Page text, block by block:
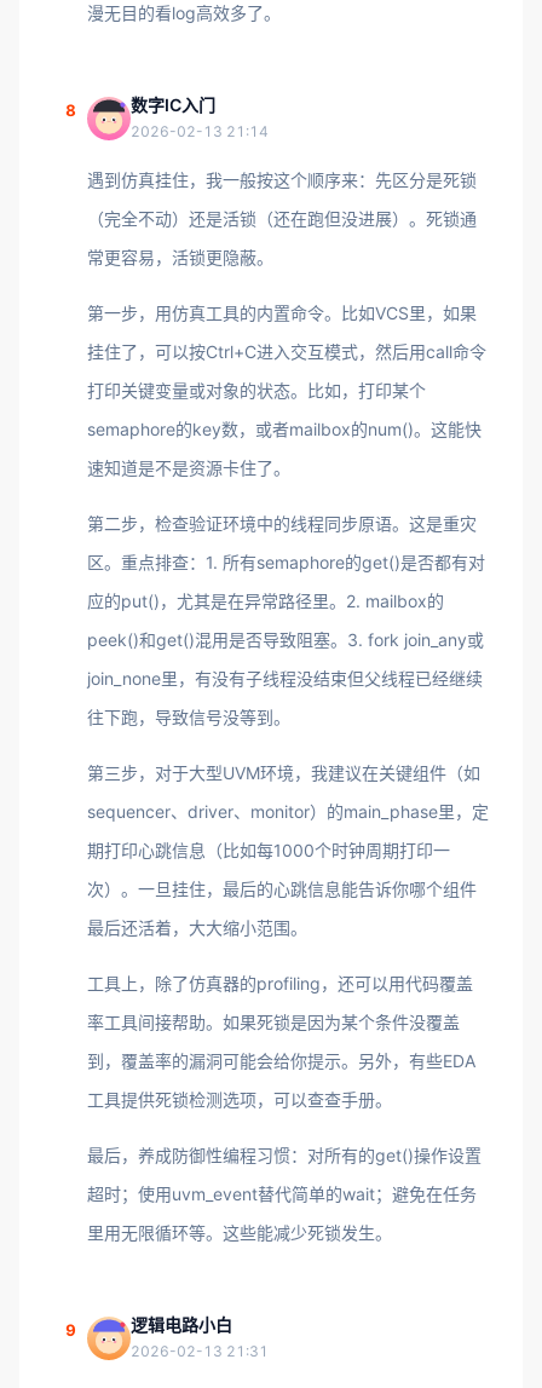
漫无目的看log高效多了。
8 数字IC入门
2026-02-13 21:14
遇到仿真挂住，我一般按这个顺序来：先区分是死锁
（完全不动）还是活锁（还在跑但没进展）。死锁通
常更容易，活锁更隐蔽。
第一步，用仿真工具的内置命令。比如VCS里，如果
挂住了，可以按Ctrl+C进入交互模式，然后用call命令
打印关键变量或对象的状态。比如，打印某个
semaphore的key数，或者mailbox的num()。这能快
速知道是不是资源卡住了。
第二步，检查验证环境中的线程同步原语。这是重灾
区。重点排查：1. 所有semaphore的get()是否都有对
应的put()，尤其是在异常路径里。2. mailbox的
peek()和get()混用是否导致阻塞。3. fork join_any或
join_none里，有没有子线程没结束但父线程已经继续
往下跑，导致信号没等到。
第三步，对于大型UVM环境，我建议在关键组件（如
sequencer、driver、monitor）的main_phase里，定
期打印心跳信息（比如每1000个时钟周期打印一
次）。一旦挂住，最后的心跳信息能告诉你哪个组件
最后还活着，大大缩小范围。
工具上，除了仿真器的profiling，还可以用代码覆盖
率工具间接帮助。如果死锁是因为某个条件没覆盖
到，覆盖率的漏洞可能会给你提示。另外，有些EDA
工具提供死锁检测选项，可以查查手册。
最后，养成防御性编程习惯：对所有的get()操作设置
超时；使用uvm_event替代简单的wait；避免在任务
里用无限循环等。这些能减少死锁发生。
9 逻辑电路小白
2026-02-13 21:31